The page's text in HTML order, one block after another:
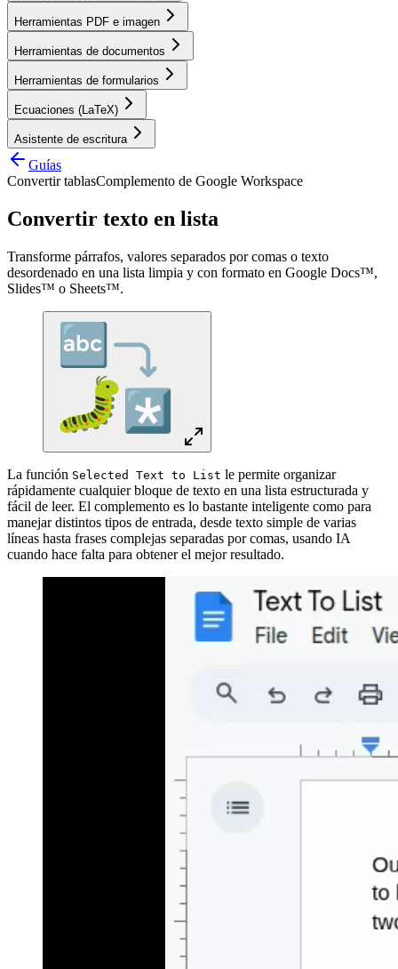
Herramientas PDF e imagen
Herramientas de documentos
Herramientas de formularios
Ecuaciones (LaTeX)
Asistente de escritura
Guías
Convertir tablasComplemento de Google Workspace
Convertir texto en lista
Transforme párrafos, valores separados por comas o texto
desordenado en una lista limpia y con formato en Google Docs™,
Slides™ o Sheets™.
La función Selected Text to List le permite organizar
rápidamente cualquier bloque de texto en una lista estructurada y
fácil de leer. El complemento es lo bastante inteligente como para
manejar distintos tipos de entrada, desde texto simple de varias
líneas hasta frases complejas separadas por comas, usando IA
cuando hace falta para obtener el mejor resultado.